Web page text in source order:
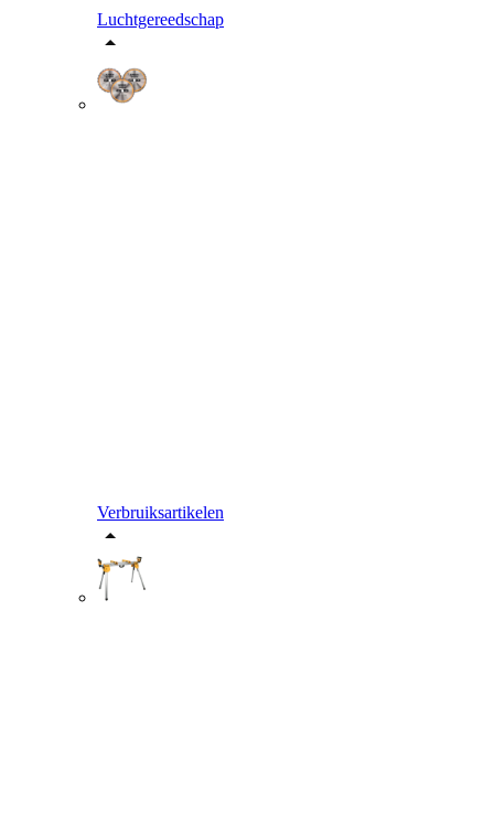
Luchtgereedschap
Verbruiksartikelen